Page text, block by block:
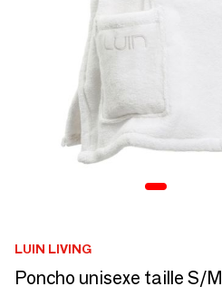
LUIN LIVING
Poncho unisexe taille S/M